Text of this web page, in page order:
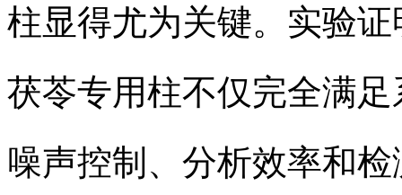
柱显得尤为关键。实验证
茯苓专用柱不仅完全满
噪声控制、分析效率和